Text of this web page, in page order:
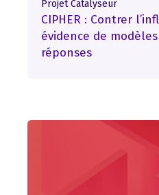
Projet Catalyseur
CIPHER : Contrer
évidence de
réponses